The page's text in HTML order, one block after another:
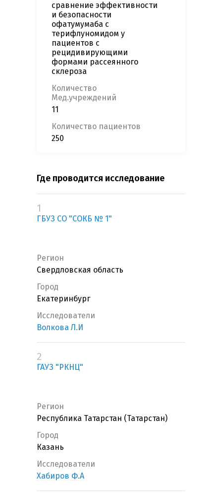
сравнение эффективности
и безопасности
офатумумаба с
терифлуномидом у
пациентов с
рецидивирующими
формами рассеянного
склероза
Количество
Мед.учреждений
11
Количество пациентов
250
Где проводится исследование
1
ГБУЗ СО "СОКБ № 1"
Регион
Свердловская область
Город
Екатеринбург
Исследователи
Волкова Л.И
2
ГАУЗ "РКНЦ"
Регион
Республика Татарстан (Татарстан)
Город
Казань
Исследователи
Хабиров Ф.А